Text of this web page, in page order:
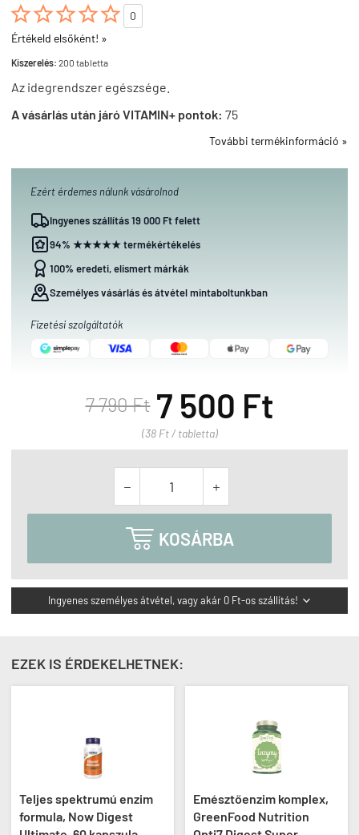

0
Értékeld elsőként! »
Kiszerelés: 200 tabletta
Az idegrendszer egészsége.
A vásárlás után járó VITAMIN+ pontok: 75
További termékinformáció »
Ezért érdemes nálunk vásárolnod
Ingyenes szállítás 19 000 Ft felett
94% ★★★★★ termékértékelés
100% eredeti, elismert márkák
Személyes vásárlás és átvétel mintaboltunkban
Fizetési szolgáltatók
7 790 Ft 7 500 Ft
(38 Ft / tabletta)
 
 KOSÁRBA
Ingyenes személyes átvétel, vagy akár 0 Ft-os szállítás! 
EZEK IS ÉRDEKELHETNEK:
Teljes spektrumú enzim
formula, Now Digest
Emésztőenzim komplex,
GreenFood Nutrition